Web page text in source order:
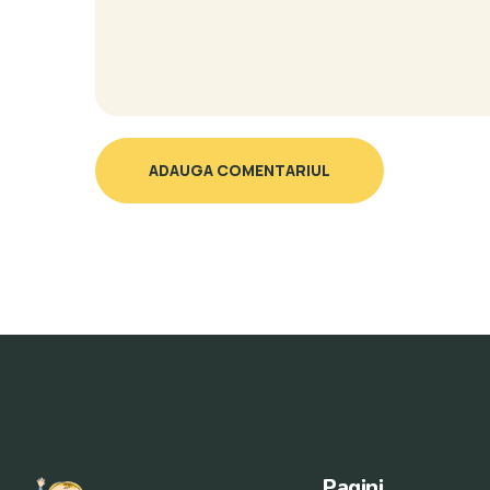
ADAUGA COMENTARIUL